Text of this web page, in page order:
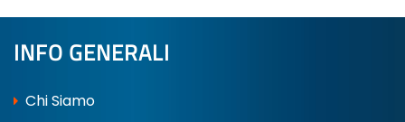
INFO GENERALI
Chi Siamo